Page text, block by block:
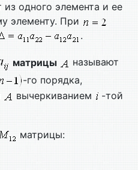
из одного элемента и ее
элементу. При
.
матрицы
называют
-го порядка,
вычеркиванием
-той
матрицы: